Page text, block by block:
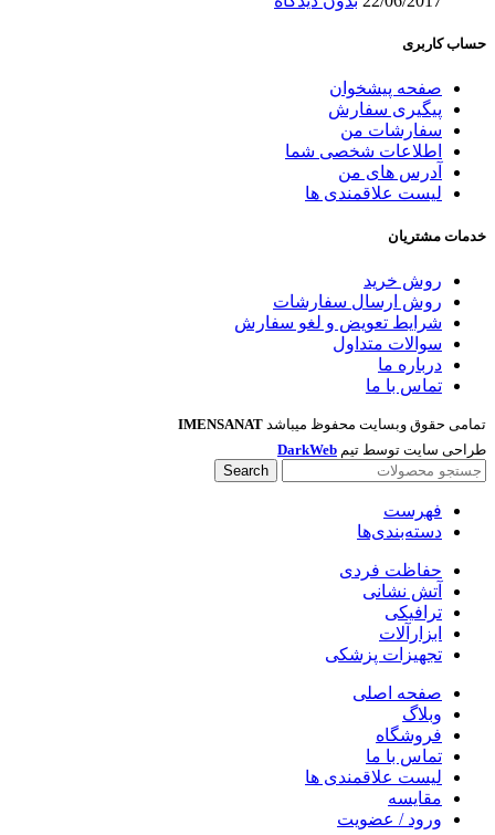
حساب کاربری
صفحه پیشخوان
پیگیری سفارش
سفارشات من
اطلاعات شخصی شما
آدرس های من
لیست علاقمندی ها
خدمات مشتریان
روش خرید
روش ارسال سفارشات
شرایط تعویض و لغو سفارش
سوالات متداول
درباره ما
تماس با ما
تمامی حقوق وبسایت محفوظ میباشد IMENSANAT
طراحی سایت توسط تیم DarkWeb
Search
فهرست
دسته‌بندی‌ها
حفاظت فردی
آتش نشانی
ترافیکی
ابزارآلات
تجهیزات پزشکی
صفحه اصلی
وبلاگ
فروشگاه
تماس با ما
لیست علاقمندی ها
مقایسه
ورود / عضویت